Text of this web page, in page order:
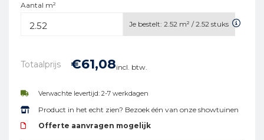
Aantal m²
Je bestelt: 2.52 m² /2.52 stuks
Totaalprijs €61,08incl. btw.
Verwachte levertijd: 2-7 werkdagen
Product in het echt zien? Bezoek één van onze showtuinen
Offerte aanvragen mogelijk